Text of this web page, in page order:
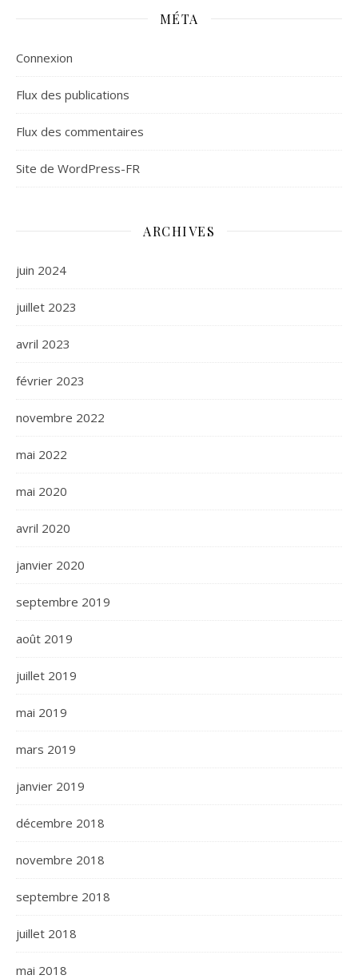
MÉTA
Connexion
Flux des publications
Flux des commentaires
Site de WordPress-FR
ARCHIVES
juin 2024
juillet 2023
avril 2023
février 2023
novembre 2022
mai 2022
mai 2020
avril 2020
janvier 2020
septembre 2019
août 2019
juillet 2019
mai 2019
mars 2019
janvier 2019
décembre 2018
novembre 2018
septembre 2018
juillet 2018
mai 2018